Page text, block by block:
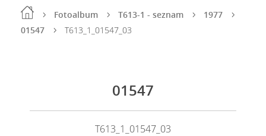
Fotoalbum T613-1 - seznam
1977
01547
T613_1_01547_03
01547
T613_1_01547_03